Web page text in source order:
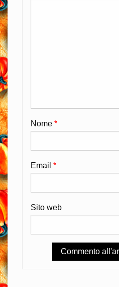
Nome *
Email *
Sito web